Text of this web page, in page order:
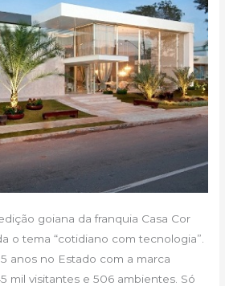
goiana da franquia Casa Cor
o tema “cotidiano com tecnologia”.
anos no Estado com a marca
mil visitantes e 506 ambientes. Só